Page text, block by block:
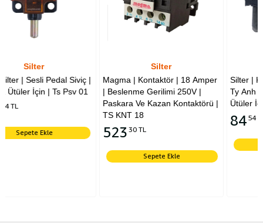
|
01
Magma | Kontaktör | 18 Amper
| Beslenme Gerilimi 250V |
52330 TL
Sepete Ekle
Silter | Kırmızı Işıklı
Ty Anh Gns1 | Paskara Ve
Ütüler İçin Uyumludur.
Sepete Ekle